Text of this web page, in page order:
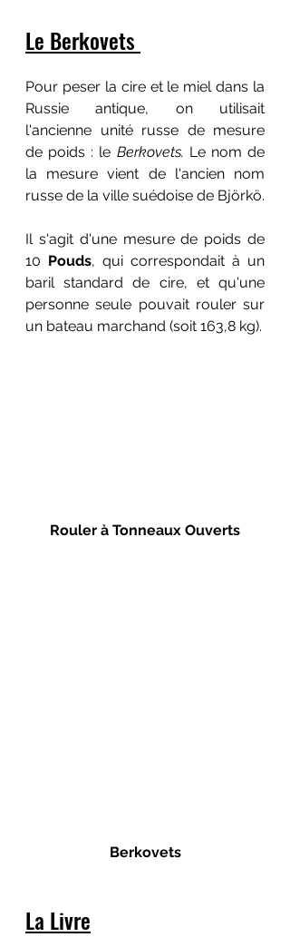
Le Berkovets
Pour peser la cire et le miel dans la
Russie antique, on utilisait
l'ancienne unité russe de mesure
de poids : le Berkovets. Le nom de
la mesure vient de l'ancien nom
russe de la ville suédoise de Björkö.
Il s'agit d'une mesure de poids de
10 Pouds, qui correspondait à un
baril standard de cire, et qu'une
personne seule pouvait rouler sur
un bateau marchand (soit 163,8 kg).
Rouler à Tonneaux Ouverts
Berkovets
La Livre